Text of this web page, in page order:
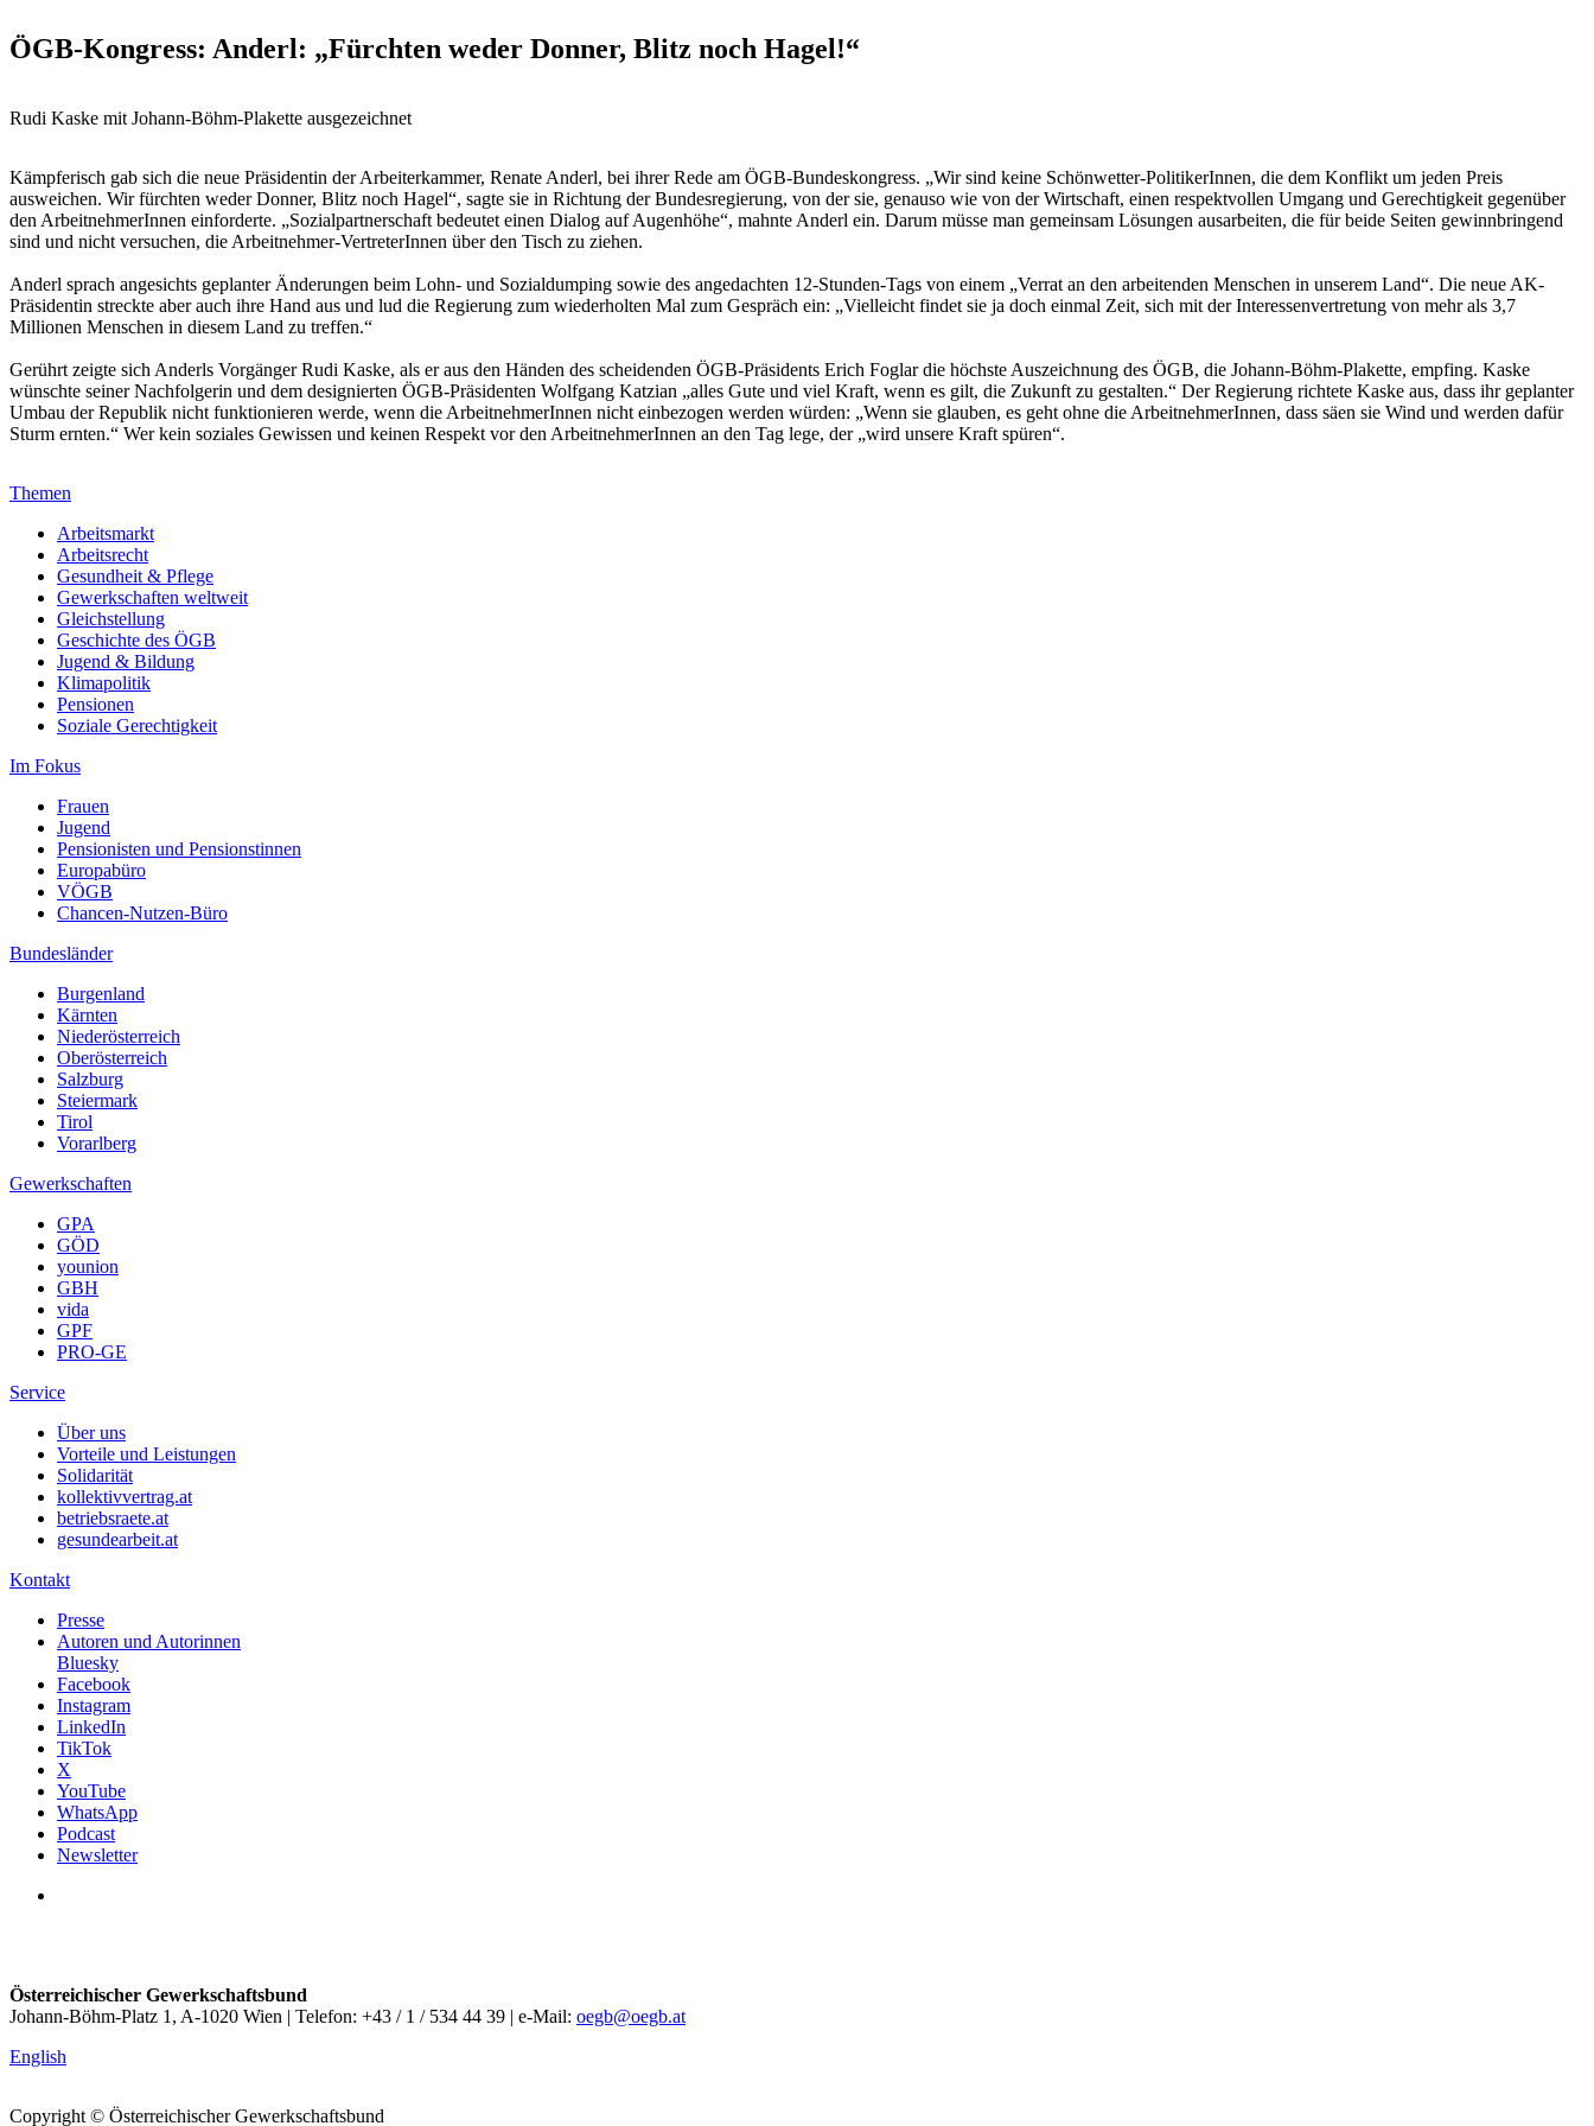
ÖGB-Kongress: Anderl: „Fürchten weder Donner, Blitz noch Hagel!“
Rudi Kaske mit Johann-Böhm-Plakette ausgezeichnet
Kämpferisch gab sich die neue Präsidentin der Arbeiterkammer, Renate Anderl, bei ihrer Rede am ÖGB-Bundeskongress. „Wir sind keine Schönwetter-PolitikerInnen, die dem Konflikt um jeden Preis
ausweichen. Wir fürchten weder Donner, Blitz noch Hagel“, sagte sie in Richtung der Bundesregierung, von der sie, genauso wie von der Wirtschaft, einen respektvollen Umgang und Gerechtigkeit gegenüber
den ArbeitnehmerInnen einforderte. „Sozialpartnerschaft bedeutet einen Dialog auf Augenhöhe“, mahnte Anderl ein. Darum müsse man gemeinsam Lösungen ausarbeiten, die für beide Seiten gewinnbringend
sind und nicht versuchen, die Arbeitnehmer-VertreterInnen über den Tisch zu ziehen.
Anderl sprach angesichts geplanter Änderungen beim Lohn- und Sozialdumping sowie des angedachten 12-Stunden-Tags von einem „Verrat an den arbeitenden Menschen in unserem Land“. Die neue AK-
Präsidentin streckte aber auch ihre Hand aus und lud die Regierung zum wiederholten Mal zum Gespräch ein: „Vielleicht findet sie ja doch einmal Zeit, sich mit der Interessenvertretung von mehr als 3,7
Millionen Menschen in diesem Land zu treffen.“
Gerührt zeigte sich Anderls Vorgänger Rudi Kaske, als er aus den Händen des scheidenden ÖGB-Präsidents Erich Foglar die höchste Auszeichnung des ÖGB, die Johann-Böhm-Plakette, empfing. Kaske
wünschte seiner Nachfolgerin und dem designierten ÖGB-Präsidenten Wolfgang Katzian „alles Gute und viel Kraft, wenn es gilt, die Zukunft zu gestalten.“ Der Regierung richtete Kaske aus, dass ihr geplanter
Umbau der Republik nicht funktionieren werde, wenn die ArbeitnehmerInnen nicht einbezogen werden würden: „Wenn sie glauben, es geht ohne die ArbeitnehmerInnen, dass säen sie Wind und werden dafür
Sturm ernten.“ Wer kein soziales Gewissen und keinen Respekt vor den ArbeitnehmerInnen an den Tag lege, der „wird unsere Kraft spüren“.
Themen
Arbeitsmarkt
Arbeitsrecht
Gesundheit & Pflege
Gewerkschaften weltweit
Gleichstellung
Geschichte des ÖGB
Jugend & Bildung
Klimapolitik
Pensionen
Soziale Gerechtigkeit
Im Fokus
Frauen
Jugend
Pensionisten und Pensionstinnen
Europabüro
VÖGB
Chancen-Nutzen-Büro
Bundesländer
Burgenland
Kärnten
Niederösterreich
Oberösterreich
Salzburg
Steiermark
Tirol
Vorarlberg
Gewerkschaften
GPA
GÖD
younion
GBH
vida
GPF
PRO-GE
Service
Über uns
Vorteile und Leistungen
Solidarität
kollektivvertrag.at
betriebsraete.at
gesundearbeit.at
Kontakt
Presse
Autoren und Autorinnen
Bluesky
Facebook
Instagram
LinkedIn
TikTok
X
YouTube
WhatsApp
Podcast
Newsletter
Österreichischer Gewerkschaftsbund
Johann-Böhm-Platz 1, A-1020 Wien | Telefon: +43 / 1 / 534 44 39 | e-Mail: oegb@oegb.at
English
Copyright © Österreichischer Gewerkschaftsbund